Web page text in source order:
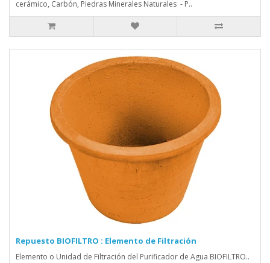
cerámico, Carbón, Piedras Minerales Naturales - P..
Repuesto BIOFILTRO : Elemento de Filtración
Elemento o Unidad de Filtración del Purificador de Agua BIOFILTRO..